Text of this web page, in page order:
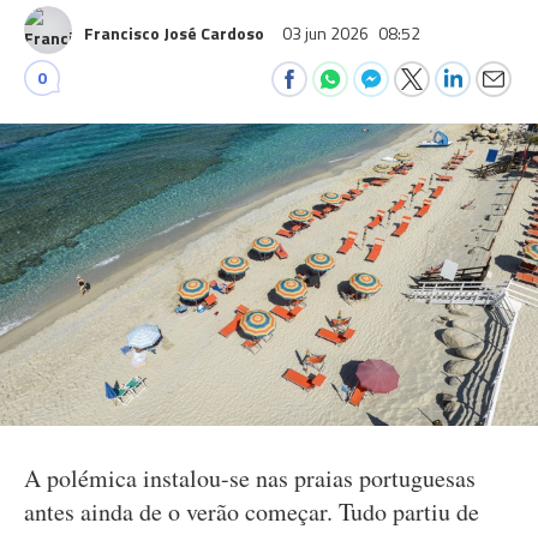
Francisco José Cardoso 03 jun 2026 08:52
0
A polémica instalou-se nas praias portuguesas
antes ainda de o verão começar. Tudo partiu de